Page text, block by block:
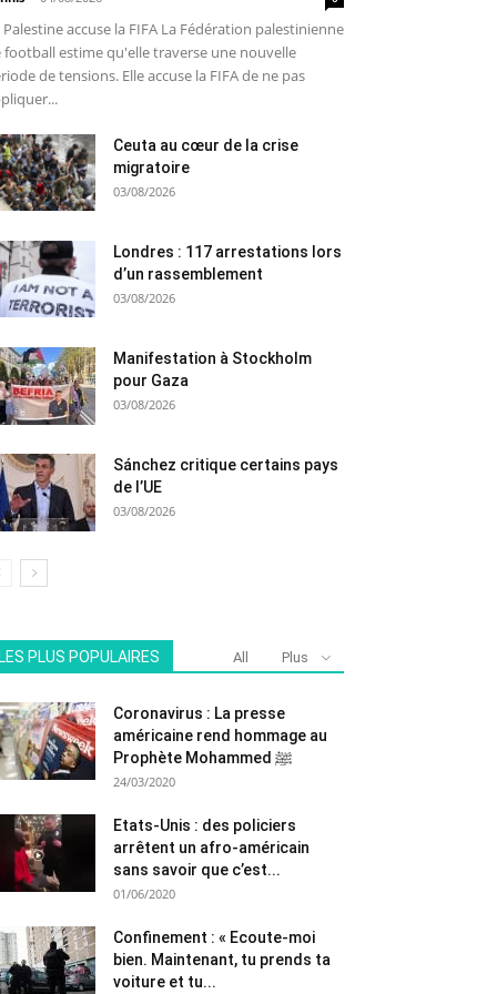
Palestine accuse la FIFA La Fédération palestinienne
football estime qu'elle traverse une nouvelle
de tensions. Elle accuse la FIFA de ne pas
Ceuta au cœur de la crise
migratoire
03/08/2026
Londres : 117 arrestations lors
d’un rassemblement
03/08/2026
Manifestation à Stockholm
pour Gaza
03/08/2026
Sánchez critique certains pays
de l’UE
03/08/2026
LES PLUS POPULAIRES All Plus
Coronavirus : La presse
américaine rend hommage au
Prophète Mohammed ﷺ
24/03/2020
Etats-Unis : des policiers
arrêtent un afro-américain
sans savoir que c’est...
01/06/2020
Confinement : « Ecoute-moi
bien. Maintenant, tu prends ta
voiture et tu...